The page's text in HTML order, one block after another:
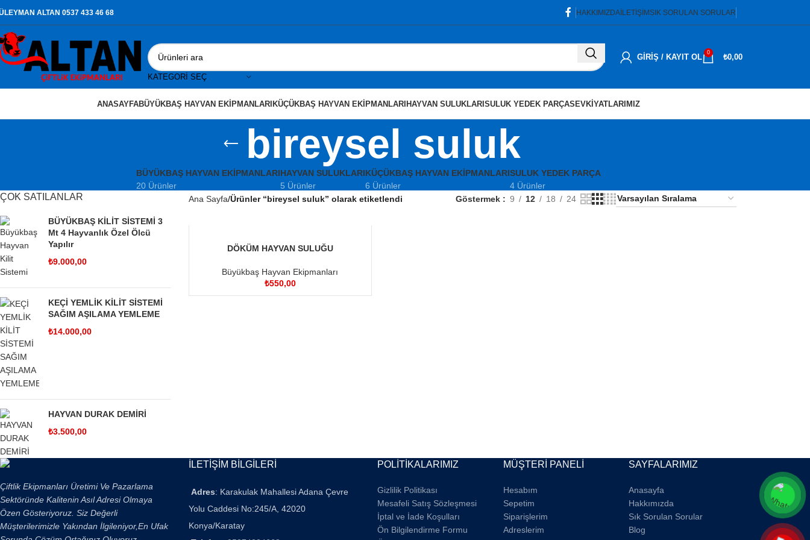
ALTAN 0537 433 46 68 HAKKIMIZDAİLETIŞIMSIK SORULAN SORULAR
KATEGORI SEÇ
GIRIŞ / KAYIT OL
0
₺0,00
ANASAYFABÜYÜKBAŞ HAYVAN EKIPMANLARIKÜÇÜKBAŞ HAYVAN EKIPMANLARIHAYVAN SULUKLARISULUK YEDEK PARÇASEVKIYATLARIMIZ
bireysel suluk
BÜYÜKBAŞ HAYVAN EKIPMANLARI
20 Ürünler
HAYVAN SULUKLARI
5 Ürünler
KÜÇÜKBAŞ HAYVAN EKIPMANLARI
6 Ürünler
SULUK YEDEK PARÇA
4 Ürünler
ÇOK SATILANLAR
BÜYÜKBAŞ KİLİT SİSTEMİ 3
Mt 4 Hayvanlık Özel Ölcü
Yapılır
₺9.000,00
KEÇİ YEMLİK KİLİT SİSTEMİ
SAĞIM AŞILAMA YEMLEME
₺14.000,00
HAYVAN DURAK DEMİRİ
₺3.500,00
Ana Sayfa Ürünler “bireysel suluk” olarak etiketlendi Göstermek 9 12 18 24
SEPETE EKLEDÖKÜM HAYVAN SULUĞU
Büyükbaş Hayvan Ekipmanları
₺550,00
Çiftlik Ekipmanları Üretimi Ve Pazarlama
Sektöründe Kalitenin Asıl Adresi Olmaya
Özen Gösteriyoruz. Siz Değerli
Müşterilerimizle Yakından İlgileniyor,En Ufak
İLETİŞİM BİLGİLERİ
Adres: Karakulak Mahallesi Adana Çevre
Yolu Caddesi No:245/A, 42020
Konya/Karatay
POLİTİKALARIMIZ
Gizlilik Politikası
Mesafeli Satış Sözleşmesi
İptal ve İade Koşulları
Ön Bilgilendirme Formu
MÜŞTERİ PANELİ
Hesabım
Sepetim
Siparişlerim
Adreslerim
SAYFALARIMIZ
Anasayfa
Hakkımızda
Sık Sorulan Sorular
Blog